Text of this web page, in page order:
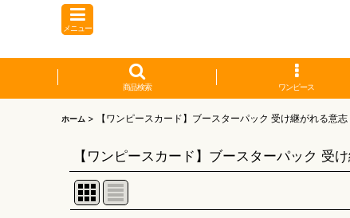
メニュー
商品検索 ワンピース
ホーム > 【ワンピースカード】ブースターパック 受け継がれる意志
【ワンピースカード】ブースターパック 受